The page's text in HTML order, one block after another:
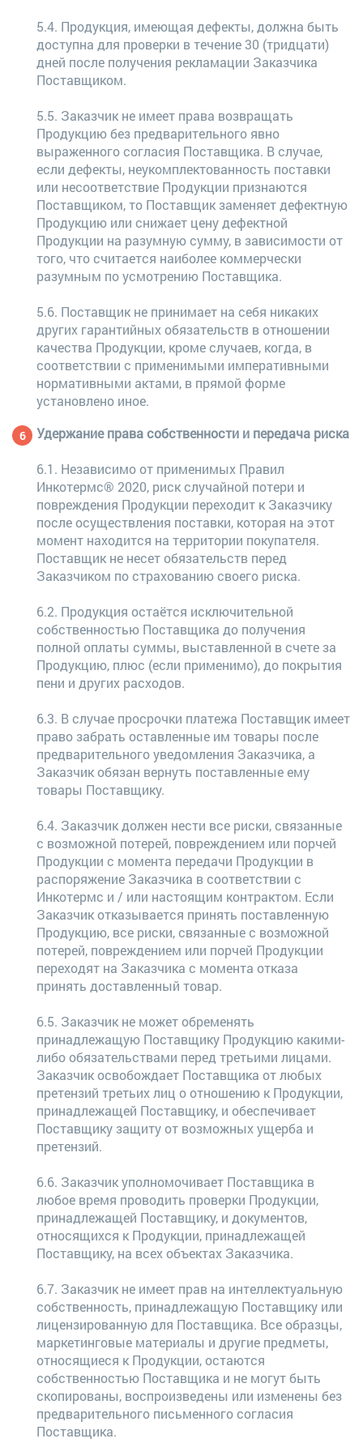
5.4. Продукция, имеющая дефекты, должна быть
доступна для проверки в течение 30 (тридцати)
дней после получения рекламации Заказчика
Поставщиком.
5.5. Заказчик не имеет права возвращать
Продукцию без предварительного явно
выраженного согласия Поставщика. В случае,
если дефекты, неукомплектованность поставки
или несоответствие Продукции признаются
Поставщиком, то Поставщик заменяет дефектную
Продукцию или снижает цену дефектной
Продукции на разумную сумму, в зависимости от
того, что считается наиболее коммерчески
разумным по усмотрению Поставщика.
5.6. Поставщик не принимает на себя никаких
других гарантийных обязательств в отношении
качества Продукции, кроме случаев, когда, в
соответствии с применимыми императивными
нормативными актами, в прямой форме
установлено иное.
Удержание права собственности и передача риска
6.1. Независимо от применимых Правил
Инкотермс® 2020, риск случайной потери и
повреждения Продукции переходит к Заказчику
после осуществления поставки, которая на этот
момент находится на территории покупателя.
Поставщик не несет обязательств перед
Заказчиком по страхованию своего риска.
6.2. Продукция остаётся исключительной
собственностью Поставщика до получения
полной оплаты суммы, выставленной в счете за
Продукцию, плюс (если применимо), до покрытия
пени и других расходов.
6.3. В случае просрочки платежа Поставщик имеет
право забрать оставленные им товары после
предварительного уведомления Заказчика, а
Заказчик обязан вернуть поставленные ему
товары Поставщику.
6.4. Заказчик должен нести все риски, связанные
с возможной потерей, повреждением или порчей
Продукции с момента передачи Продукции в
распоряжение Заказчика в соответствии с
Инкотермс и / или настоящим контрактом. Если
Заказчик отказывается принять поставленную
Продукцию, все риски, связанные с возможной
потерей, повреждением или порчей Продукции
переходят на Заказчика с момента отказа
принять доставленный товар.
6.5. Заказчик не может обременять
принадлежащую Поставщику Продукцию какими-
либо обязательствами перед третьими лицами.
Заказчик освобождает Поставщика от любых
претензий третьих лиц о отношению к Продукции,
принадлежащей Поставщику, и обеспечивает
Поставщику защиту от возможных ущерба и
претензий.
6.6. Заказчик уполномочивает Поставщика в
любое время проводить проверки Продукции,
принадлежащей Поставщику, и документов,
относящихся к Продукции, принадлежащей
Поставщику, на всех объектах Заказчика.
6.7. Заказчик не имеет прав на интеллектуальную
собственность, принадлежащую Поставщику или
лицензированную для Поставщика. Все образцы,
маркетинговые материалы и другие предметы,
относящиеся к Продукции, остаются
собственностью Поставщика и не могут быть
скопированы, воспроизведены или изменены без
предварительного письменного согласия
Поставщика.